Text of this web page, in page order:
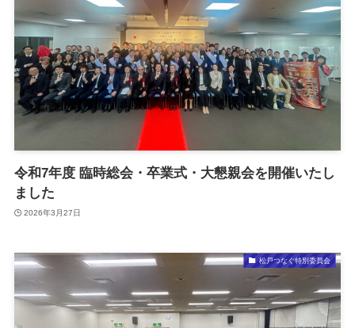
令和7年度 臨時総会・卒業式・大懇親会を開催いたし
ました
2026年3月27日
松戸つなぐ特別委員会